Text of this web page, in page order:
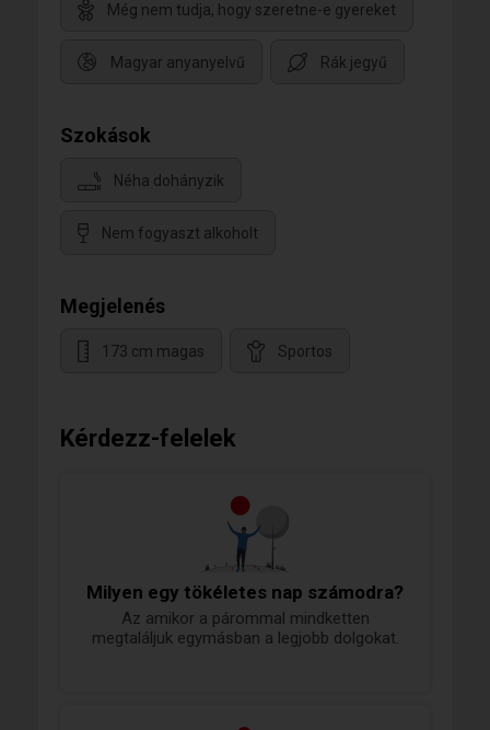
Még nem tudja, hogy szeretne-e gyereket
Magyar anyanyelvű Rák jegyű
Szokások
Néha dohányzik
Nem fogyaszt alkoholt
Megjelenés
173 cm magas Sportos
Kérdezz-felelek
Milyen egy tökéletes nap számodra?
Az amikor a párommal mindketten
megtaláljuk egymásban a legjobb dolgokat.